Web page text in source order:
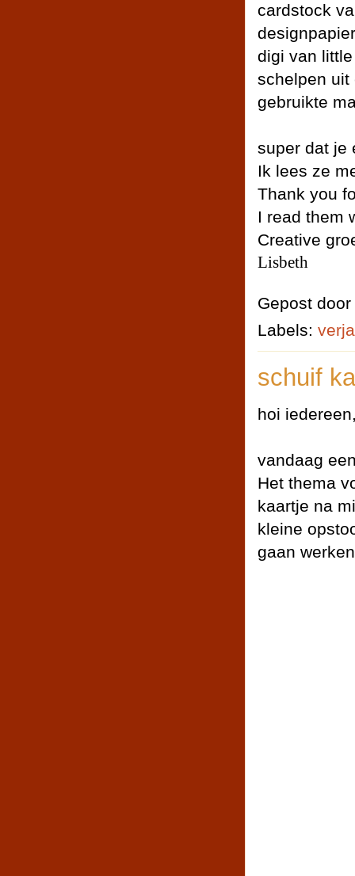
cardstock
digi van
schelpen uit
gebruikte
super dat je
Ik lees ze
Thank you
I read them
Creative
Lisbeth
Gepost door
Labels:
schuif
hoi
vandaag
Het thema
kaartje na
kleine
gaan